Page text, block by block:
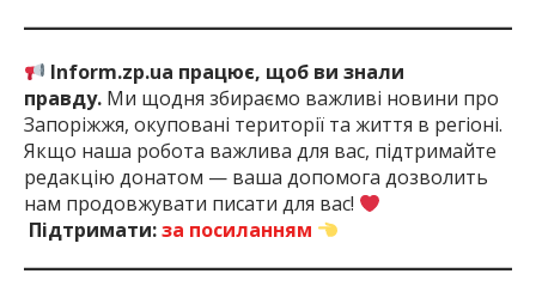
Inform.zp.ua працює, щоб ви знали
правду. Ми щодня збираємо важливі новини про
Запоріжжя, окуповані території та життя в регіоні.
Якщо наша робота важлива для вас, підтримайте
редакцію донатом — ваша допомога дозволить
нам продовжувати писати для вас!
Підтримати:за посиланням